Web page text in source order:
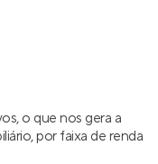
o que nos gera a
por faixa de renda